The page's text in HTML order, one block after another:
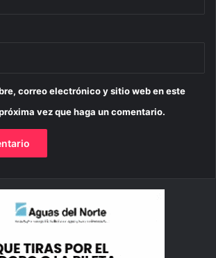
correo electrónico y sitio web en este
vez que haga un comentario.